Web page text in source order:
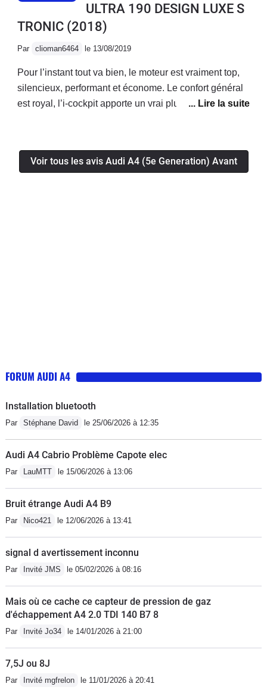
ULTRA 190 DESIGN LUXE S
TRONIC (2018)
Par clioman6464 le 13/08/2019
Pour l’instant tout va bien, le moteur est vraiment top,
silencieux, performant et économe. Le confort général
est royal, l’i-cockpit apporte un vrai plus! La voiture a
permet d’avoir une voiture bonne à tout faire!
Voir tous les avis Audi A4 (5e Generation) Avant
FORUM AUDI A4
Installation bluetooth
Par Stéphane David le 25/06/2026 à 12:35
Audi A4 Cabrio Problème Capote elec
Par LauMTT le 15/06/2026 à 13:06
Bruit étrange Audi A4 B9
Par Nico421 le 12/06/2026 à 13:41
signal d avertissement inconnu
Par Invité JMS le 05/02/2026 à 08:16
Mais où ce cache ce capteur de pression de gaz
d'échappement A4 2.0 TDI 140 B7 8
Par Invité Jo34 le 14/01/2026 à 21:00
7,5J ou 8J
Par Invité mgfrelon le 11/01/2026 à 20:41